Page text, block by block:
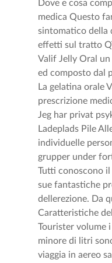
Dove e cosa
medica Questo
sintomatico della
effetti sul tratto
Valif Jelly Oral
ed composto dal
La gelatina orale
prescrizione
Jeg har privat
Ladeplads Pile
individuelle
grupper under
Tutti conoscono il
sue fantastiche
dellerezione. Da
Caratteristiche
Tourister volume
minore di litri
viaggia in aereo